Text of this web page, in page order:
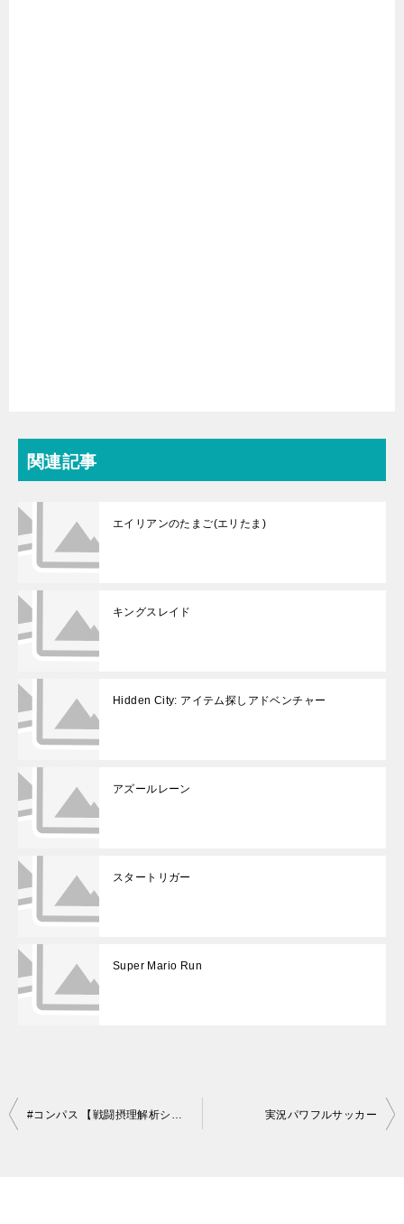
関連記事
エイリアンのたまご(エリたま)
キングスレイド
Hidden City: アイテム探しアドベンチャー
アズールレーン
スタートリガー
Super Mario Run
投
#コンパス 【戦闘摂理解析システム】 実況パワフルサッカー